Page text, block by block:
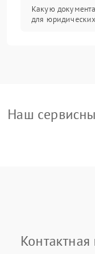
Какую
для
Наш